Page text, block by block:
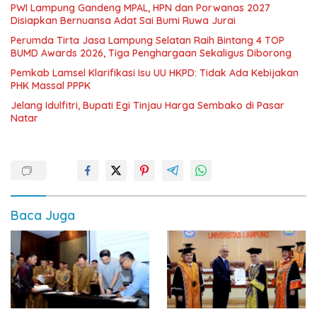
PWI Lampung Gandeng MPAL, HPN dan Porwanas 2027
Disiapkan Bernuansa Adat Sai Bumi Ruwa Jurai
Perumda Tirta Jasa Lampung Selatan Raih Bintang 4 TOP
BUMD Awards 2026, Tiga Penghargaan Sekaligus Diborong
Pemkab Lamsel Klarifikasi Isu UU HKPD: Tidak Ada Kebijakan
PHK Massal PPPK
Jelang Idulfitri, Bupati Egi Tinjau Harga Sembako di Pasar
Natar
Baca Juga